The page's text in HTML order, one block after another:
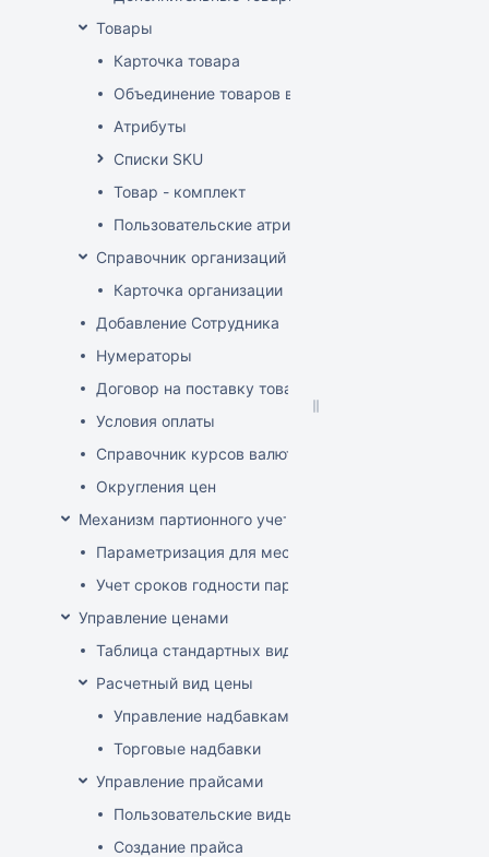
Товары
Карточка товара
Объединение товаров в один (Слияние товаров)
Атрибуты
Списки SKU
Товар - комплект
Пользовательские атрибуты
Справочник организаций
Карточка организации
Добавление Сотрудника
Нумераторы
Договор на поставку товаров (форма)
Условия оплаты
Справочник курсов валют
Округления цен
Механизм партионного учета
Параметризация для места хранения механизма
Учет сроков годности партий
Управление ценами
Таблица стандартных видов цен
Расчетный вид цены
Управление надбавками
Торговые надбавки
Управление прайсами
Пользовательские виды цен
Создание прайса